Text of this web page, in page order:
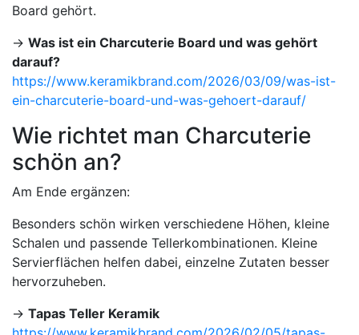
Board gehört.
→ Was ist ein Charcuterie Board und was gehört
darauf?
https://www.keramikbrand.com/2026/03/09/was-ist-
ein-charcuterie-board-und-was-gehoert-darauf/
Wie richtet man Charcuterie
schön an?
Am Ende ergänzen:
Besonders schön wirken verschiedene Höhen, kleine
Schalen und passende Tellerkombinationen. Kleine
Servierflächen helfen dabei, einzelne Zutaten besser
hervorzuheben.
→ Tapas Teller Keramik